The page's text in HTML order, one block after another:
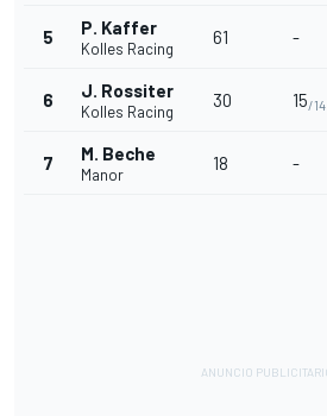
5 P. Kaffer
Kolles Racing
61 -
6 J. Rossiter
Kolles Racing
30 15/14
7 M. Beche
Manor
18 -